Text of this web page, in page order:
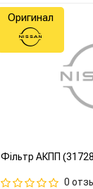
Фільтр АКПП
0
Оригинал